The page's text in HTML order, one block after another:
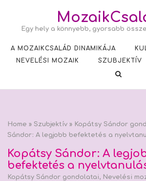
contentEgy hely a könnyebb, gyorsabb
A MOZAIKCSALÁD DINAMIKÁJA
NEVELÉSI MOZAIK
SZUBJEKTÍV
Home » Szubjektív » Kopátsy Sándor
Sándor: A legjobb befektetés a
Kopátsy Sándor: A
befektetés a
Kopátsy Sándor gondolatai, Nevelési